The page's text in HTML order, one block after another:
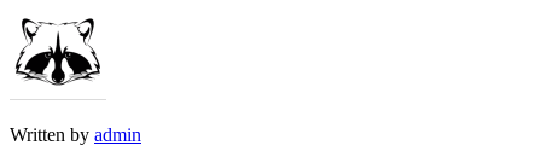
Written by admin